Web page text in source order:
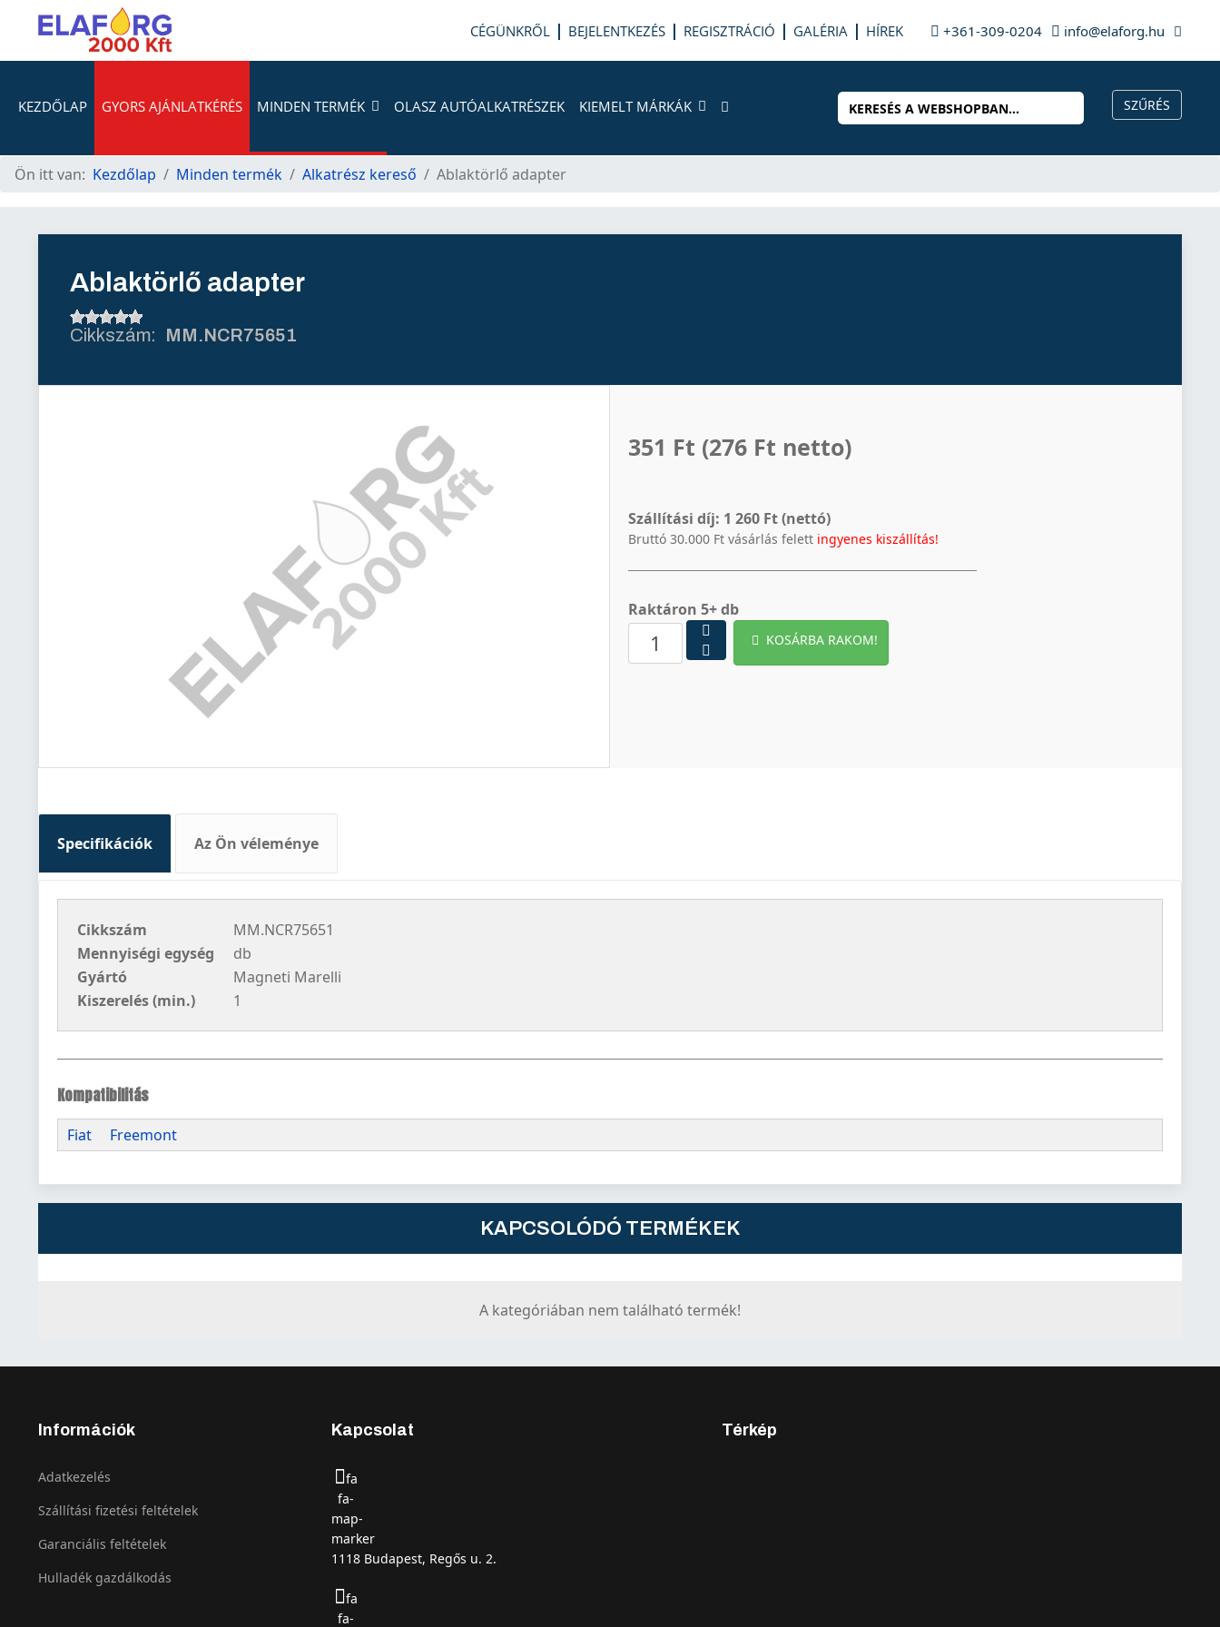
CÉGÜNKRŐL BEJELENTKEZÉS REGISZTRÁCIÓ GALÉRIA HÍREK +361-309-0204 info@elaforg.hu
KEZDŐLAP GYORS AJÁNLATKÉRÉS MINDEN TERMÉK OLASZ AUTÓALKATRÉSZEK KIEMELT MÁRKÁK
Ön itt van: Kezdőlap Minden termék Alkatrész kereső Ablaktörlő adapter
Ablaktörlő adapter
MM.NCR75651
351 Ft (276 Ft netto)
Szállítási díj: 1 260 Ft (nettó)
Bruttó 30.000 Ft vásárlás felett ingyenes kiszállítás!
Raktáron 5+ db
KOSÁRBA RAKOM!
Specifikációk Az Ön véleménye
Cikkszám
MM.NCR75651
Mennyiségi egység
db
Gyártó
Magneti Marelli
Kiszerelés (min.)
1
Kompatibilitás
Fiat Freemont
KAPCSOLÓDÓ TERMÉKEK
A kategóriában nem található termék!
Információk
Adatkezelés
Szállítási fizetési feltételek
Garanciális feltételek
Hulladék gazdálkodás
Kapcsolat
fa
fa-
map-
marker
1118 Budapest, Regős u. 2.
fa
fa-
Térkép